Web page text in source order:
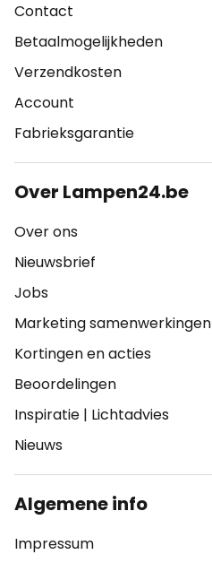
Contact
Betaalmogelijkheden
Verzendkosten
Account
Fabrieksgarantie
Over Lampen24.be
Over ons
Nieuwsbrief
Jobs
Marketing samenwerkingen
Kortingen en acties
Beoordelingen
Inspiratie | Lichtadvies
Nieuws
Algemene info
Impressum